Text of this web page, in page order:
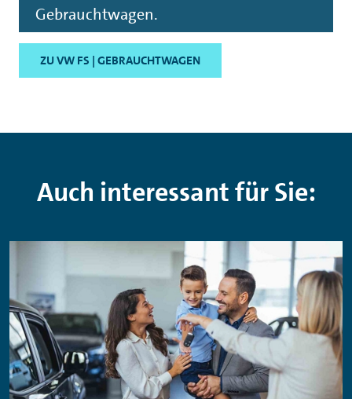
Gebrauchtwagen.
ZU VW FS | GEBRAUCHTWAGEN
Auch interessant für Sie: